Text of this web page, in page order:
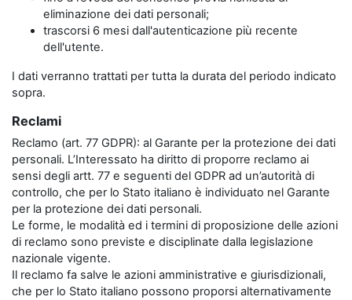
eliminazione dei dati personali;
trascorsi 6 mesi dall'autenticazione più recente
dell'utente.
I dati verranno trattati per tutta la durata del periodo indicato
sopra.
Reclami
Reclamo (art. 77 GDPR): al Garante per la protezione dei dati
personali. L’Interessato ha diritto di proporre reclamo ai
sensi degli artt. 77 e seguenti del GDPR ad un’autorità di
controllo, che per lo Stato italiano è individuato nel Garante
per la protezione dei dati personali.
Le forme, le modalità ed i termini di proposizione delle azioni
di reclamo sono previste e disciplinate dalla legislazione
nazionale vigente.
Il reclamo fa salve le azioni amministrative e giurisdizionali,
che per lo Stato italiano possono proporsi alternativamente